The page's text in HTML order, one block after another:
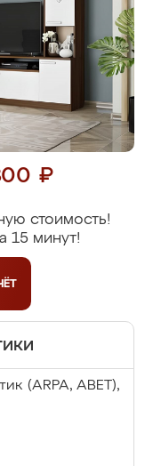
₽
стоимость!
15 минут!
(ARPA, ABET),